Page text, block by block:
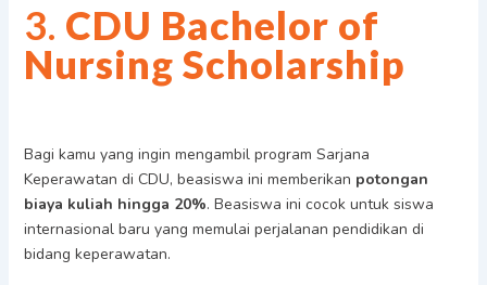
3. CDU Bachelor of
Nursing Scholarship
Bagi kamu yang ingin mengambil program Sarjana
Keperawatan di CDU, beasiswa ini memberikan potongan
biaya kuliah hingga 20%. Beasiswa ini cocok untuk siswa
internasional baru yang memulai perjalanan pendidikan di
bidang keperawatan.